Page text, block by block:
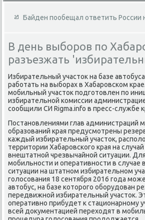
Байден пообещал ответить России
В день выборов по
разъезжать
Избирательный участок на базе
работать на выборах в Хабаровском
мобильный участок подготовлен по
избирательной комиссии
сообщили СИ Rigma.info в пресс-службе
Постановлениями глав администраций
образований края предусмотрены
каждый избирательный участок,
территории Хабаровского края на
внештатной чрезвычайной ситуации.
мобильности и оперативности в случае
ситуации на штатном избирательном
голосования 18 сентября 2016 года
автобус, на базе которого оборудован
передвижной избирательный участок.
оперативно прибудет к стационарному
всей документацией переходят в